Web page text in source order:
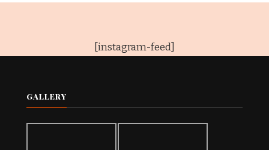
[instagram-feed]
GALLERY